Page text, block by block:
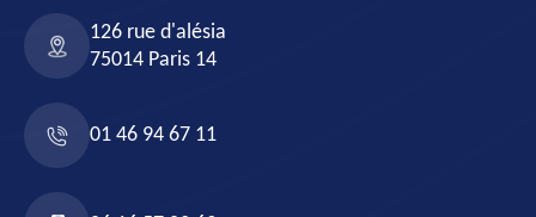
126 rue d'alésia
75014 Paris 14
01 46 94 67 11